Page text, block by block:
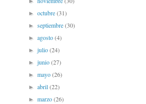
►octubre(31)
►septiembre(30)
►agosto(4)
►julio(24)
►junio(27)
►mayo(26)
►abril(22)
►marzo(26)